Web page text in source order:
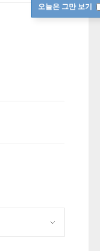
오늘은 그만 보기